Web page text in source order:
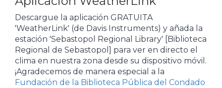
Descargue la aplicación GRATUITA
'WeatherLink' (de Davis Instruments) y añada la
estación 'Sebastopol Regional Library' [Biblioteca
Regional de Sebastopol] para ver en directo el
clima en nuestra zona desde su dispositivo móvil.
¡Agradecemos de manera especial a la
Fundación de la Biblioteca Pública del Condado